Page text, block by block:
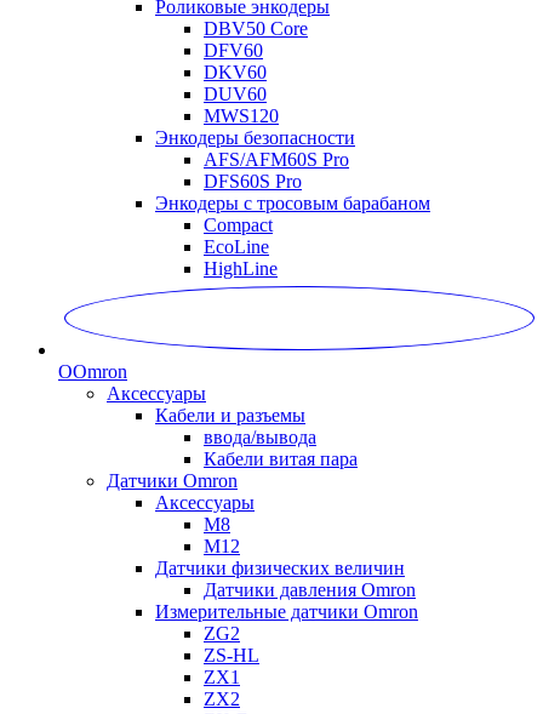
Роликовые энкодеры
DBV50 Core
DFV60
DKV60
DUV60
MWS120
Энкодеры безопасности
AFS/AFM60S Pro
DFS60S Pro
Энкодеры с тросовым барабаном
Compact
EcoLine
HighLine
OOmron
Аксессуары
Кабели и разъемы
ввода/вывода
Кабели витая пара
Датчики Omron
Аксессуары
M8
M12
Датчики физических величин
Датчики давления Omron
Измерительные датчики Omron
ZG2
ZS-HL
ZX1
ZX2